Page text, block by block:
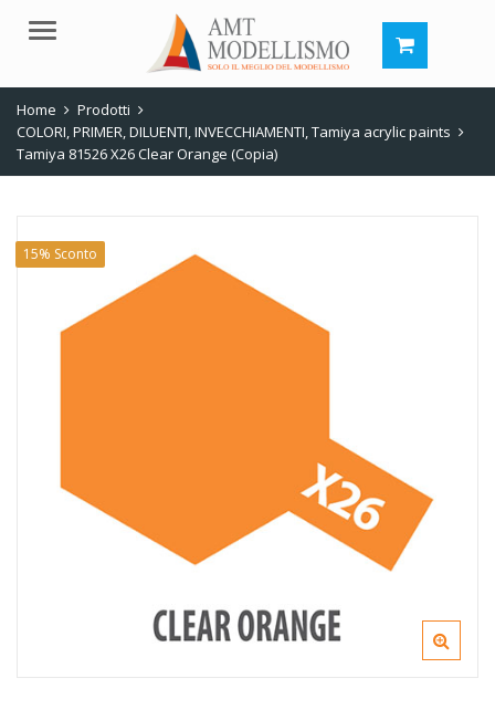
Menu
Home
Prodotti
COLORI, PRIMER, DILUENTI, INVECCHIAMENTI,Tamiya acrylic paints
Tamiya 81526 X26 Clear Orange (Copia)
15% Sconto